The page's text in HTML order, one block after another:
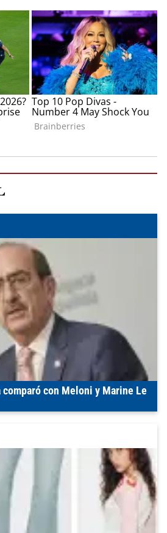
comparó con Meloni y Marine Le